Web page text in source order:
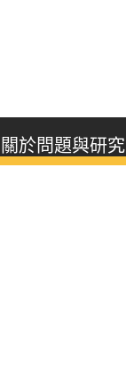
關於問題與研究
About this journal